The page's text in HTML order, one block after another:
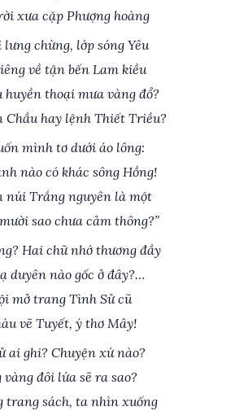
xưa cặp Phượng hoàng
lưng chừng, lớp sóng Yêu
về tận bến Lam kiều
huyền thoại mưa vàng đổ?
Chầu hay lệnh Thiết Triều?
mình tơ dưới áo lông:
nào có khác sông Hồng!
núi Trắng nguyên là một
sao chưa cảm thông?”
Hai chữ nhớ thương đầy
duyên nào gốc ở đây?…
mở trang Tình Sử cũ
vẽ Tuyết, ý thơ Mây!
ai ghi? Chuyện xứ nào?
vàng đôi lứa sẽ ra sao?
trang sách, ta nhìn xuống